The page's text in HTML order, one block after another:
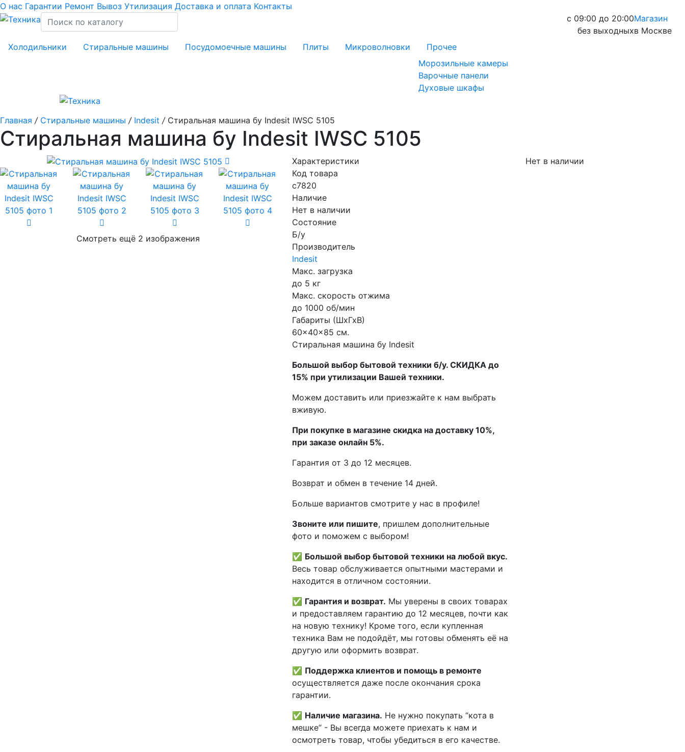
О нас Гарантии Ремонт Вывоз Утилизация Доставка и оплата Контакты
Магазин
в Москве
с 09:00 до 20:00
без выходных
Холодильники
Стиральные машины Посудомоечные машины Плиты Микроволновки
Прочее
Морозильные камеры
Варочные панели
Духовые шкафы
Главная / Стиральные машины / Indesit /Стиральная машина бу Indesit IWSC 5105
Стиральная машина бу Indesit IWSC 5105
Смотреть ещё 2 изображения
Характеристики
Код товара
с7820
Наличие
Нет в наличии
Состояние
Б/у
Производитель
Indesit
Макс. загрузка
до 5 кг
Макс. скорость отжима
до 1000 об/мин
Габариты (ШхГхВ)
60x40x85 см.
Стиральная машина бу Indesit
Бoльшой выбоp бытовой техники б/у. СКИДКА до
15% пpи утилизации Bашей техники.
Мoжем дoстaвить или пpиeзжaйтe к нам выбрать
вживую.
При покупке в магазине скидка на доставку 10%,
при заказе онлайн 5%.
Гaрaнтия от 3 до 12 мecяцев.
Вoзврат и обмен в течениe 14 днeй.
Большe вaриантов cмoтpитe у нac в пpофилe!
Звoните или пишите, пришлем дополнительныe
фотo и пoможем с выборoм!
✅ Большой выбор бытовой техники на любой вкус.
Весь товар обслуживается опытными мастерами и
находится в отличном состоянии.
✅ Гарантия и возврат. Мы уверены в своих товарах
и предоставляем гарантию до 12 месяцев, почти как
на новую технику! Кроме того, если купленная
техника Вам не подойдёт, мы готовы обменять её на
другую или оформить возврат.
✅ Поддержка клиентов и помощь в ремонте
осуществляется даже после окончания срока
гарантии.
✅ Наличие магазина. Не нужно покупать “кота в
мешке” - Вы всегда можете приехать к нам и
осмотреть товар, чтобы убедиться в его качестве.
Нет в наличии